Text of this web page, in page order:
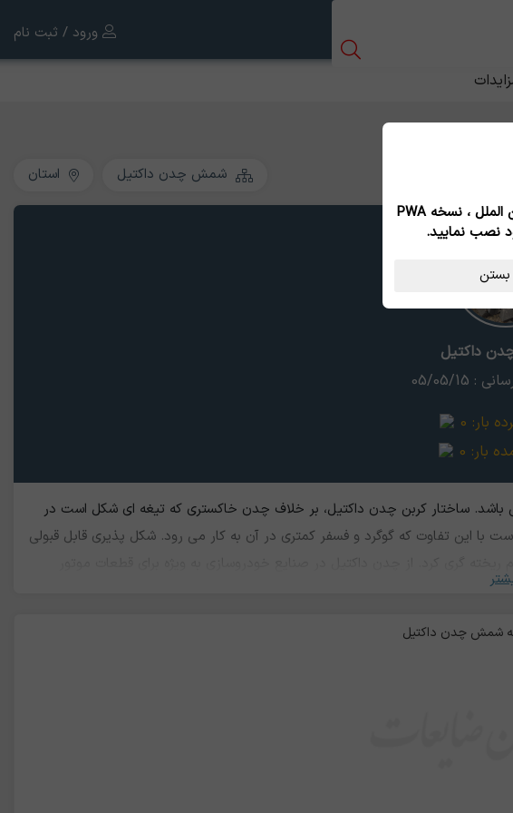
ورود / ثبت نام
شمش چدن داکتیل استان
داکتیل
05/05/15
بار: 0
بار: 0
ساختار کربن چدن داکتیل، بر خلاف چدن خاکستری که تیغه ای شکل است در
این تفاوت که گوگرد و فسفر کمتری در آن به کار می رود. شکل پذیری قابل قبولی
و سیستم‌های آب و فاضلاب و همچنین در صنایع ساختمانی هم کاربرد دارد.
شمش چدن داکتیل
برای دسترسی همیشگی حتی در زمان قطعی اینترنت بین الملل ، نسخه PWA
نصب نمایید.
بستن